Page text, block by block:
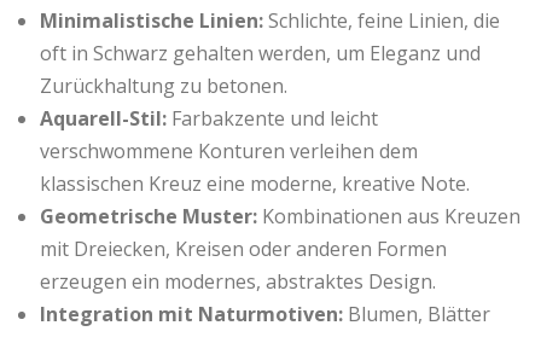
Minimalistische Linien:Schlichte, feine Linien, die
oft in Schwarz gehalten werden, um Eleganz und
Zurückhaltung zu betonen.
Aquarell-Stil: Farbakzente und leicht
verschwommene Konturen verleihen dem
klassischen Kreuz eine moderne, kreative Note.
Geometrische Muster: Kombinationen aus Kreuzen
mit Dreiecken, Kreisen oder anderen Formen
erzeugen ein modernes, abstraktes Design.
Integration mit Naturmotiven: Blumen, Blätter